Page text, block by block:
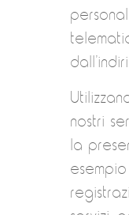
nostri
la